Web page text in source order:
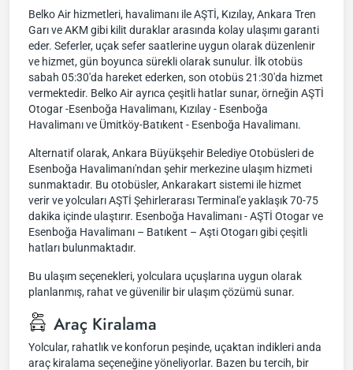
Belko Air hizmetleri, havalimanı ile AŞTİ, Kızılay, Ankara Tren
Garı ve AKM gibi kilit duraklar arasında kolay ulaşımı garanti
eder. Seferler, uçak sefer saatlerine uygun olarak düzenlenir
ve hizmet, gün boyunca sürekli olarak sunulur. İlk otobüs
sabah 05:30'da hareket ederken, son otobüs 21:30'da hizmet
vermektedir. Belko Air ayrıca çeşitli hatlar sunar, örneğin AŞTİ
Otogar -Esenboğa Havalimanı, Kızılay - Esenboğa
Havalimanı ve Ümitköy-Batıkent - Esenboğa Havalimanı.
Alternatif olarak, Ankara Büyükşehir Belediye Otobüsleri de
Esenboğa Havalimanı'ndan şehir merkezine ulaşım hizmeti
sunmaktadır. Bu otobüsler, Ankarakart sistemi ile hizmet
verir ve yolcuları AŞTİ Şehirlerarası Terminal'e yaklaşık 70-75
dakika içinde ulaştırır. Esenboğa Havalimanı - AŞTİ Otogar ve
Esenboğa Havalimanı – Batıkent – Aşti Otogarı gibi çeşitli
hatları bulunmaktadır.
Bu ulaşım seçenekleri, yolculara uçuşlarına uygun olarak
planlanmış, rahat ve güvenilir bir ulaşım çözümü sunar.
Araç Kiralama
Yolcular, rahatlık ve konforun peşinde, uçaktan indikleri anda
araç kiralama seçeneğine yöneliyorlar. Bazen bu tercih, bir